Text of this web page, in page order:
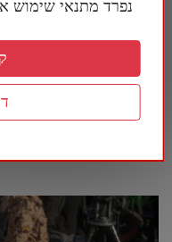
בארה"ב נחשף עוד
המשטר הסיני
נפרד מתנאי שימוש